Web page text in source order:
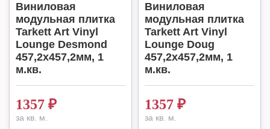
Виниловая
модульная плитка
Tarkett Art Vinyl
Lounge Desmond
457,2х457,2мм, 1
м.кв.
1357 ₽
за кв. м.
Виниловая
модульная плитка
Tarkett Art Vinyl
Lounge Doug
457,2х457,2мм, 1
м.кв.
1357 ₽
за кв. м.